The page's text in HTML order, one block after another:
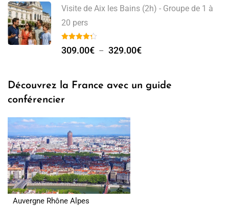
Visite de Aix les Bains (2h) - Groupe de 1 à
20 pers
309.00€ – 329.00€
Découvrez la France avec un guide
conférencier
Auvergne Rhône Alpes